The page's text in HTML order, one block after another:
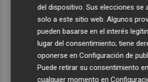
del dispositivo. Sus elecciones se
solo a este sitio web. Algunos
pueden basarse en el interés
lugar del consentimiento; tiene
oponerse enConfiguración de
Puede retirar su consentimiento en
cualquier momento en